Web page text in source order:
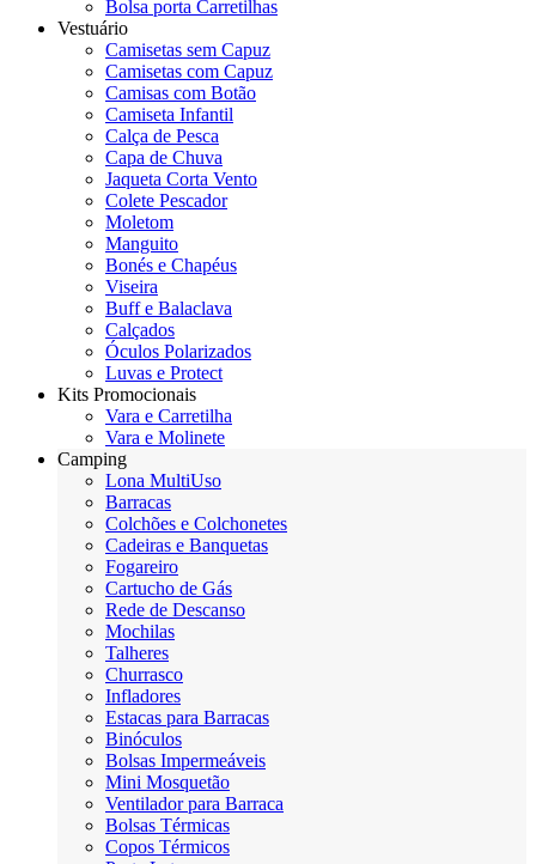
Bolsa porta Carretilhas
Vestuário
Camisetas sem Capuz
Camisetas com Capuz
Camisas com Botão
Camiseta Infantil
Calça de Pesca
Capa de Chuva
Jaqueta Corta Vento
Colete Pescador
Moletom
Manguito
Bonés e Chapéus
Viseira
Buff e Balaclava
Calçados
Óculos Polarizados
Luvas e Protect
Kits Promocionais
Vara e Carretilha
Vara e Molinete
Camping
Lona MultiUso
Barracas
Colchões e Colchonetes
Cadeiras e Banquetas
Fogareiro
Cartucho de Gás
Rede de Descanso
Mochilas
Talheres
Churrasco
Infladores
Estacas para Barracas
Binóculos
Bolsas Impermeáveis
Mini Mosquetão
Ventilador para Barraca
Bolsas Térmicas
Copos Térmicos